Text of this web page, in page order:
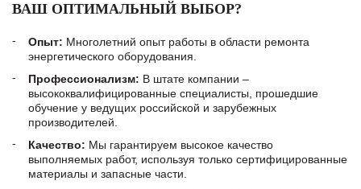
ВАШ ОПТИМАЛЬНЫЙ ВЫБОР?
Опыт: Многолетний опыт работы в области ремонта
энергетического оборудования.
Профессионализм: В штате компании –
высококвалифицированные специалисты, прошедшие
обучение у ведущих российской и зарубежных
производителей.
Качество: Мы гарантируем высокое качество
выполняемых работ, используя только сертифицированные
материалы и запасные части.